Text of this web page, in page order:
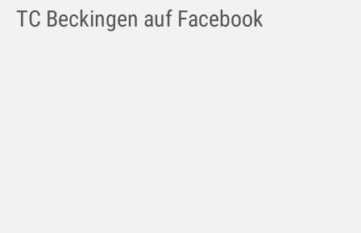
TC Beckingen auf Facebook